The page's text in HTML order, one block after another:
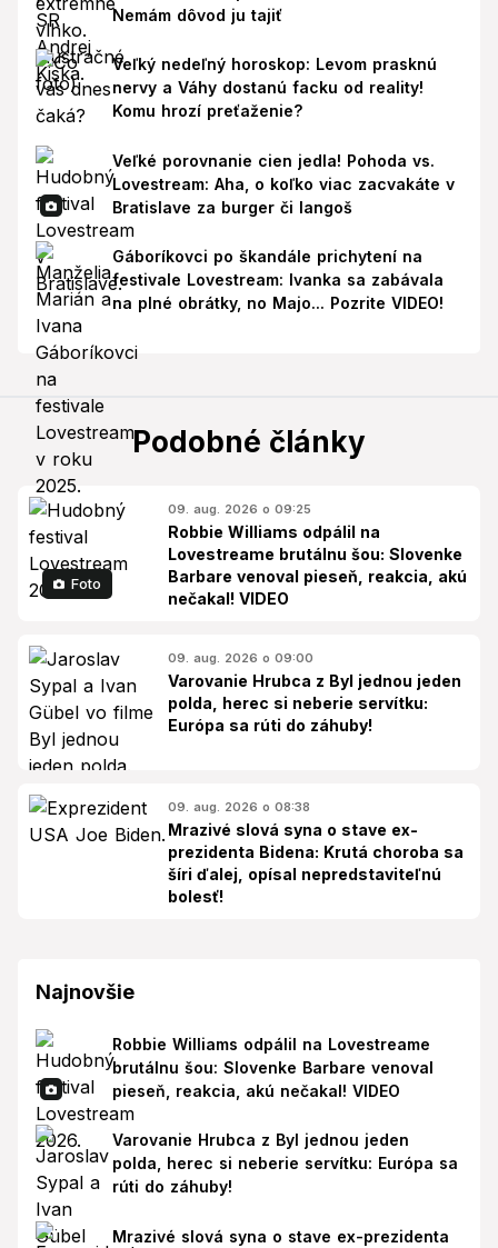
Nemám dôvod ju tajiť
Veľký nedeľný horoskop: Levom prasknú
nervy a Váhy dostanú facku od reality!
Komu hrozí preťaženie?
Veľké porovnanie cien jedla! Pohoda vs.
Lovestream: Aha, o koľko viac zacvakáte v
Bratislave za burger či langoš
Gáboríkovci po škandále prichytení na
festivale Lovestream: Ivanka sa zabávala
na plné obrátky, no Majo... Pozrite VIDEO!
Podobné články
Foto
09. aug. 2026 o 09:25
Robbie Williams odpálil na
Lovestreame brutálnu šou: Slovenke
Barbare venoval pieseň, reakcia, akú
nečakal! VIDEO
09. aug. 2026 o 09:00
Varovanie Hrubca z Byl jednou jeden
polda, herec si neberie servítku:
Európa sa rúti do záhuby!
09. aug. 2026 o 08:38
Mrazivé slová syna o stave ex-
prezidenta Bidena: Krutá choroba sa
šíri ďalej, opísal nepredstaviteľnú
bolesť!
Najnovšie
Robbie Williams odpálil na Lovestreame
brutálnu šou: Slovenke Barbare venoval
pieseň, reakcia, akú nečakal! VIDEO
Varovanie Hrubca z Byl jednou jeden
polda, herec si neberie servítku: Európa sa
rúti do záhuby!
Mrazivé slová syna o stave ex-prezidenta